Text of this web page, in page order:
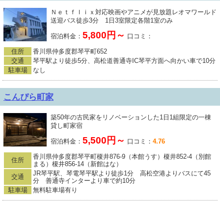
Ｎｅｔｆｌｉｘ対応映画やアニメが見放題レオマワールド
送迎バス徒歩3分 1日3室限定各階1室のみ
宿泊料金： 5,800円～ 口コミ：
住所
香川県仲多度郡琴平町652
交通
琴平駅より徒歩5分、高松道善通寺IC琴平方面へ向かい車で10分
駐車場
なし
こんぴら町家
築50年の古民家をリノベーションした1日1組限定の一棟
貸し町家宿
宿泊料金： 5,500円～ 口コミ： 4.76
住所
香川県仲多度郡琴平町榎井876-9（本館うす）榎井852-4（別館
まる）榎井856-14（新館はな）
交通
JR琴平駅、琴電琴平駅より徒歩1分 高松空港よりバスにて45
分 善通寺インターより車で約10分
駐車場
無料駐車場有り